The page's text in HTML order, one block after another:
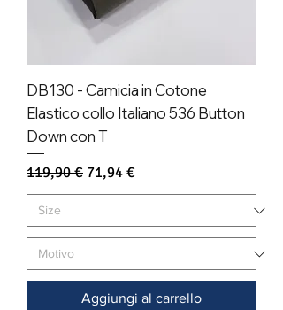
DB130 - Camicia in Cotone
Elastico collo Italiano 536 Button
Down con T
Prezzo regolare
119,90 € Prezzo scontato
71,94 €
Aggiungi al carrello